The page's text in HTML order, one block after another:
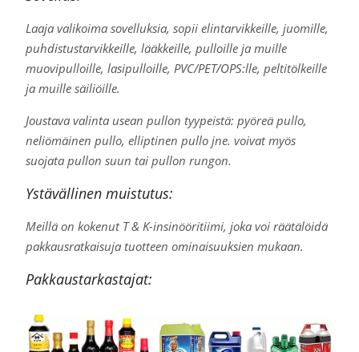
Laaja valikoima sovelluksia, sopii elintarvikkeille, juomille,
puhdistustarvikkeille, lääkkeille, pulloille ja muille
muovipulloille, lasipulloille, PVC/PET/OPS:lle, peltitölkeille
ja muille säiliöille.
Joustava valinta usean pullon tyypeistä: pyöreä pullo,
neliömäinen pullo, elliptinen pullo jne. voivat myös
suojata pullon suun tai pullon rungon.
Ystävällinen muistutus:
Meillä on kokenut T & K-insinööritiimi, joka voi räätälöidä
pakkausratkaisuja tuotteen ominaisuuksien mukaan.
Pakkaustarkastajat: